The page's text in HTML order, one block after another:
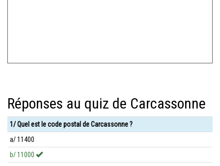
Réponses au quiz de Carcassonne
1/ Quel est le code postal de Carcassonne ?
a/ 11400
b/ 11000